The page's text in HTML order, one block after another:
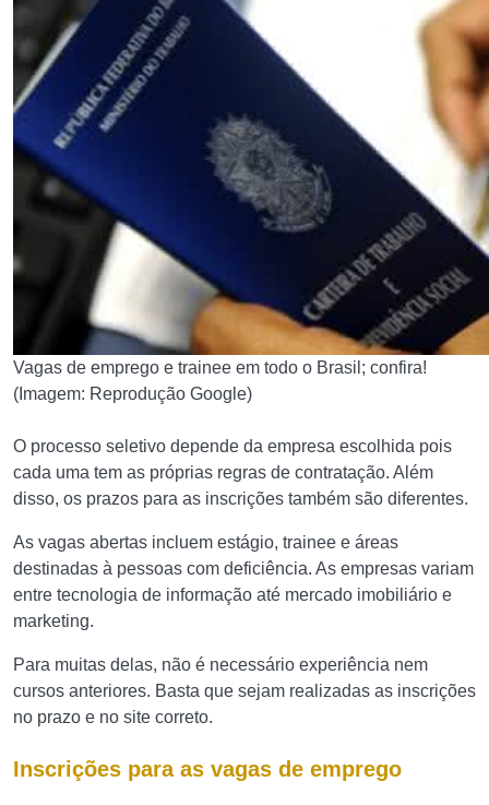
Vagas de emprego e trainee em todo o Brasil; confira!
(Imagem: Reprodução Google)
O processo seletivo depende da empresa escolhida pois
cada uma tem as próprias regras de contratação. Além
disso, os prazos para as inscrições também são diferentes.
As vagas abertas incluem estágio, trainee e áreas
destinadas à pessoas com deficiência. As empresas variam
entre tecnologia de informação até mercado imobiliário e
marketing.
Para muitas delas, não é necessário experiência nem
cursos anteriores. Basta que sejam realizadas as inscrições
no prazo e no site correto.
Inscrições para as vagas de emprego